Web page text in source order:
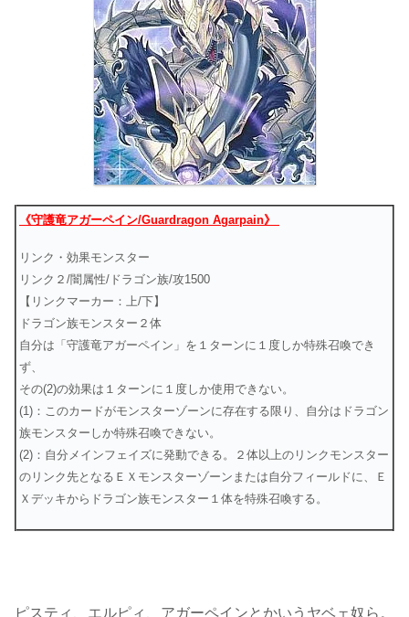
《守護竜アガーペイン/Guardragon Agarpain》
リンク・効果モンスター
リンク２/闇属性/ドラゴン族/攻1500
【リンクマーカー：上/下】
ドラゴン族モンスター２体
自分は「守護竜アガーペイン」を１ターンに１度しか特殊召喚でき
ず、
その(2)の効果は１ターンに１度しか使用できない。
(1)：このカードがモンスターゾーンに存在する限り、自分はドラゴン
族モンスターしか特殊召喚できない。
(2)：自分メインフェイズに発動できる。２体以上のリンクモンスター
のリンク先となるＥＸモンスターゾーンまたは自分フィールドに、Ｅ
Ｘデッキからドラゴン族モンスター１体を特殊召喚する。
ピスティ、エルピィ、アガーペインとかいうヤベェ奴ら。